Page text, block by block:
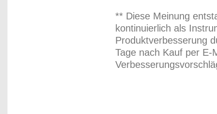
** Diese Meinung
kontinuierlich als
Produktverbesserung
Tage nach Kauf per E-